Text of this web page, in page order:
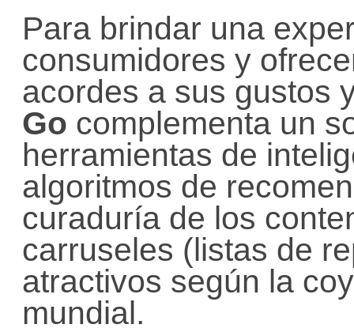
Para brindar una
consumidores y
acordes a sus gustos
Go complementa un
herramientas de
algoritmos de
curaduría de los
carruseles (listas de
atractivos según la
mundial.